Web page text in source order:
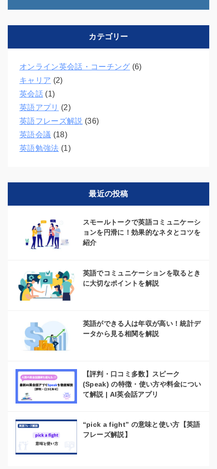
カテゴリー
オンライン英会話・コーチング (6)
キャリア (2)
英会話(1)
英語アプリ (2)
英語フレーズ解説 (36)
英語会議 (18)
英語勉強法 (1)
最近の投稿
スモールトークで英語コミュニケーシ
ョンを円滑に！効果的なネタとコツを
紹介
英語でコミュニケーションを取るとき
に大切なポイントを解説
英語ができる人は年収が高い！統計デ
ータから見る相関を解説
【評判・口コミ多数】スピーク
(Speak) の特徴・使い方や料金につい
て解説 | AI英会話アプリ
“pick a fight” の意味と使い方【英語
フレーズ解説】